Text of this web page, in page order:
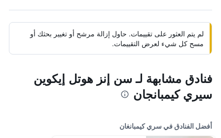
لم يتم العثور على تقييمات. حاول إزالة مرشح أو تغيير بحثك أو
مسح كل شيء لعرض التقييمات.
فنادق مشابهة لـ سن إنز هوتل إيكوين
سيري كيمبانجان
أفضل الفنادق في سري كيمبانغان